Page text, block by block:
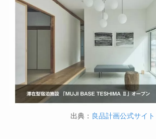
出典： 良品計画公式サイト